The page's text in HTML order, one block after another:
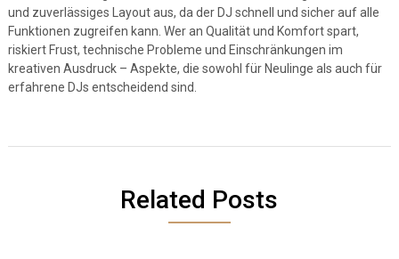
und zuverlässiges Layout aus, da der DJ schnell und sicher auf alle
Funktionen zugreifen kann. Wer an Qualität und Komfort spart,
riskiert Frust, technische Probleme und Einschränkungen im
kreativen Ausdruck – Aspekte, die sowohl für Neulinge als auch für
erfahrene DJs entscheidend sind.
Related Posts